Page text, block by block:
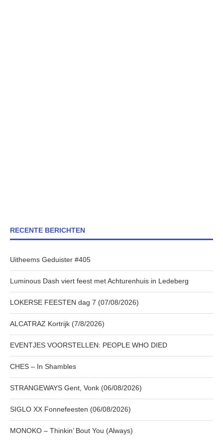
RECENTE BERICHTEN
Uitheems Geduister #405
Luminous Dash viert feest met Achturenhuis in Ledeberg
LOKERSE FEESTEN dag 7 (07/08/2026)
ALCATRAZ Kortrijk (7/8/2026)
EVENTJES VOORSTELLEN: PEOPLE WHO DIED
CHES – In Shambles
STRANGEWAYS Gent, Vonk (06/08/2026)
SIGLO XX Fonnefeesten (06/08/2026)
MONOKO – Thinkin’ Bout You (Always)